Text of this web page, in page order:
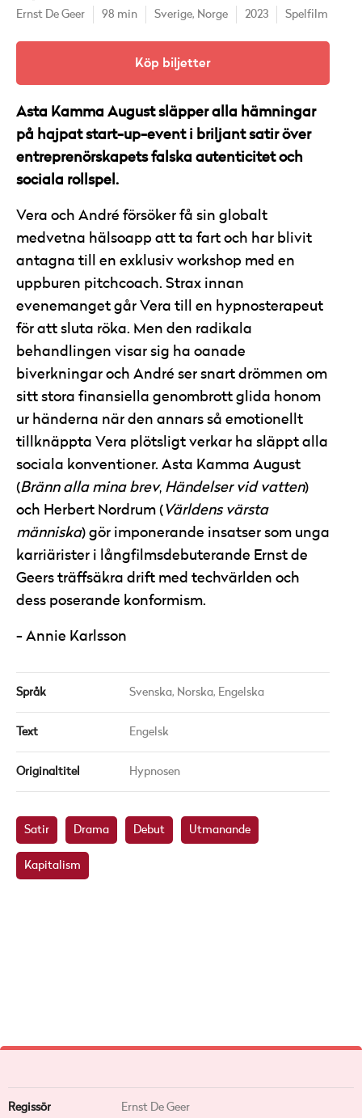
Ernst De Geer 98 min Sverige, Norge 2023 Spelfilm
Köp biljetter
Asta Kamma August släpper alla hämningar
på hajpat start-up-event i briljant satir över
entreprenörskapets falska autenticitet och
sociala rollspel.
Vera och André försöker få sin globalt
medvetna hälsoapp att ta fart och har blivit
antagna till en exklusiv workshop med en
uppburen pitchcoach. Strax innan
evenemanget går Vera till en hypnosterapeut
för att sluta röka. Men den radikala
behandlingen visar sig ha oanade
biverkningar och André ser snart drömmen om
sitt stora finansiella genombrott glida honom
ur händerna när den annars så emotionellt
tillknäppta Vera plötsligt verkar ha släppt alla
sociala konventioner. Asta Kamma August
(Bränn alla mina brev, Händelser vid vatten)
och Herbert Nordrum (Världens värsta
människa) gör imponerande insatser som unga
karriärister i långfilmsdebuterande Ernst de
Geers träffsäkra drift med techvärlden och
dess poserande konformism.
Annie Karlsson
Språk Svenska, Norska, Engelska
Text Engelsk
Originaltitel Hypnosen
Satir Drama Debut Utmanande
Kapitalism
Regissör Ernst De Geer